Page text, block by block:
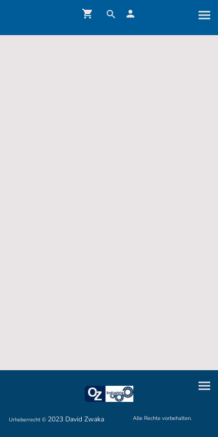
Urheberrecht © 2023 David Zwaka Alle Rechte vorbehalten.